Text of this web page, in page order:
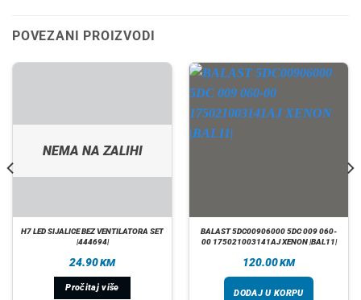
POVEZANI PROIZVODI
NEMA NA ZALIHI
H7 LED SIJALICE BEZ VENTILATORA SET
|444694|
24.90KM
Pročitaj više
BALAST 5DC00906000 5DC 009 060-
00 175021003141AJ XENON |BAL11|
120.00KM
DODAJ U KORPU